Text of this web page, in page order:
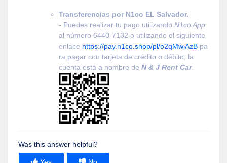
Transferencias por N1co EL Salvador.
- Puedes realizar tu pago utilizando N1co App
al número 6440-7132 o utilizando el siguiente
enlace https://pay.n1co.shop/pl/o2qMwiAzB pa
ra pagar con tarjeta de crédito o débito
la
cuenta está a nombre de N & J Rent Car.
Was this answer helpful?